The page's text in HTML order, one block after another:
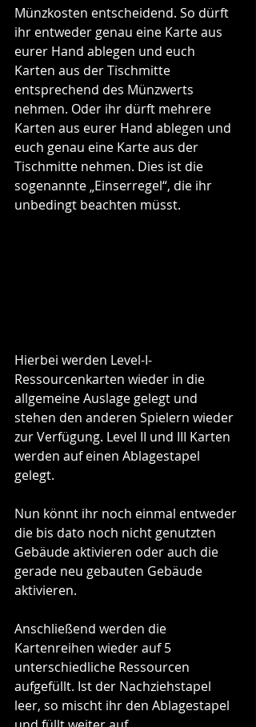
Münzkosten entscheidend. So dürft
ihr entweder genau eine Karte aus
eurer Hand ablegen und euch
Karten aus der Tischmitte
entsprechend des Münzwerts
nehmen. Oder ihr dürft mehrere
Karten aus eurer Hand ablegen und
euch genau eine Karte aus der
Tischmitte nehmen. Dies ist die
sogenannte „Einserregel“, die ihr
unbedingt beachten müsst.
Hierbei werden Level-I-
Ressourcenkarten wieder in die
allgemeine Auslage gelegt und
stehen den anderen Spielern wieder
zur Verfügung. Level II und III Karten
werden auf einen Ablagestapel
gelegt.
Nun könnt ihr noch einmal entweder
die bis dato noch nicht genutzten
Gebäude aktivieren oder auch die
gerade neu gebauten Gebäude
aktivieren.
Anschließend werden die
Kartenreihen wieder auf 5
unterschiedliche Ressourcen
aufgefüllt. Ist der Nachziehstapel
leer, so mischt ihr den Ablagestapel